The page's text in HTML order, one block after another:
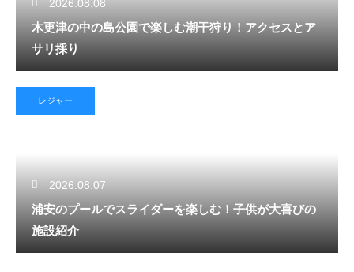
2026.08.08
木更津の中の島公園で楽しむ潮干狩り！アクセスとア
サリ採り
レジャー
2026.08.07
浦安のプールでスライダーを楽しむ！子供が大喜びの
施設紹介